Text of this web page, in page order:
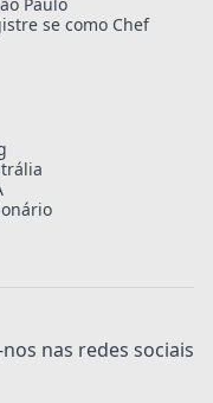
se como Chef
nas redes sociais